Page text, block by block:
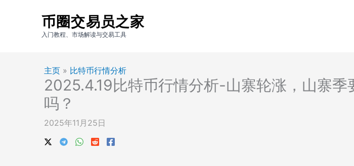
币圈交易员之家
入门教程、市场解读与交易工具
主页 » 比特币行情分析
2025.4.19比特币行情分析-山寨轮涨，山寨季
吗？
2025年11月25日